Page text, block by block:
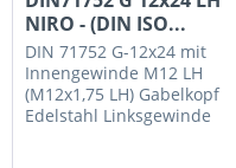
NIRO - (DIN ISO...
DIN 71752 G-12x24 mit
Innengewinde M12 LH
(M12x1,75 LH) Gabelkopf
Edelstahl Linksgewinde